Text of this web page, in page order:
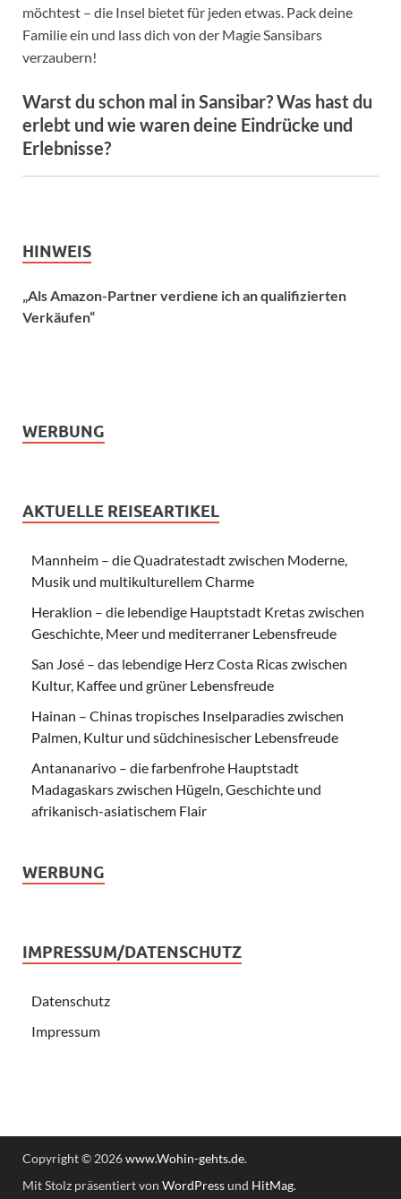
möchtest – die Insel bietet für jeden etwas. Pack deine
Familie ein und lass dich von der Magie Sansibars
verzaubern!
Warst du schon mal in Sansibar? Was hast du
erlebt und wie waren deine Eindrücke und
Erlebnisse?
HINWEIS
„Als Amazon-Partner verdiene ich an qualifizierten
Verkäufen“
WERBUNG
AKTUELLE REISEARTIKEL
Mannheim – die Quadratestadt zwischen Moderne,
Musik und multikulturellem Charme
Heraklion – die lebendige Hauptstadt Kretas zwischen
Geschichte, Meer und mediterraner Lebensfreude
San José – das lebendige Herz Costa Ricas zwischen
Kultur, Kaffee und grüner Lebensfreude
Hainan – Chinas tropisches Inselparadies zwischen
Palmen, Kultur und südchinesischer Lebensfreude
Antananarivo – die farbenfrohe Hauptstadt
Madagaskars zwischen Hügeln, Geschichte und
afrikanisch-asiatischem Flair
WERBUNG
IMPRESSUM/DATENSCHUTZ
Datenschutz
Impressum
Copyright © 2026www.Wohin-gehts.de.
Mit Stolz präsentiert von WordPressund HitMag.